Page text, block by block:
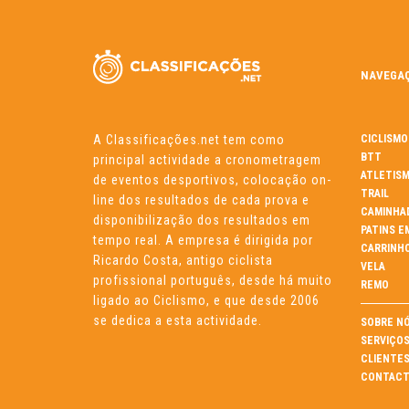
A Classificações.net tem como
principal actividade a cronometragem
de eventos desportivos, colocação on-
line dos resultados de cada prova e
disponibilização dos resultados em
tempo real. A empresa é dirigida por
Ricardo Costa, antigo ciclista
profissional português, desde há muito
ligado ao Ciclismo, e que desde 2006
se dedica a esta actividade.
CICLISMO
BTT
TRAIL
PATINS
VELA
REMO
SOBRE
SERVIÇOS
CLIENTES